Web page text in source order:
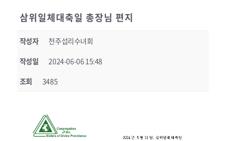
삼위일체대축일 총장님 편지
작성자
천주섭리수녀회
작성일
2024-06-06 15:48
조회
3485